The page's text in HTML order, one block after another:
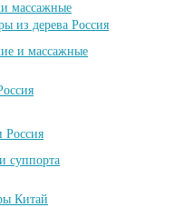
массажные
из дерева Россия
и массажные
Россия
суппорта
Китай